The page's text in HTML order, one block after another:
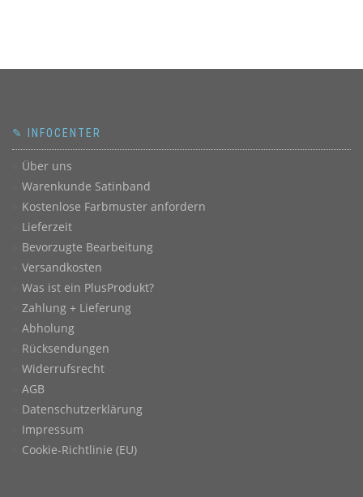
✎ INFOCENTER
Über uns
Warenkunde Satinband
Kostenlose Farbmuster anfordern
Lieferzeit
Bevorzugte Bearbeitung
Versandkosten
Was ist ein PlusProdukt?
Zahlung + Lieferung
Abholung
Rücksendungen
Widerrufsrecht
AGB
Datenschutzerklärung
Impressum
Cookie-Richtlinie (EU)